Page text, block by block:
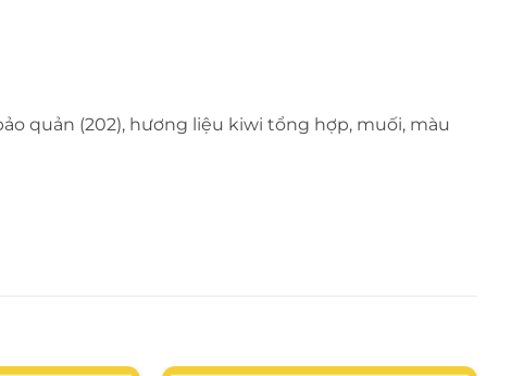
quản (202), hương liệu kiwi tổng hợp, muối, màu